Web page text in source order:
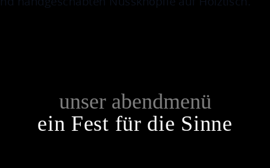
unser abendmenü
ein Fest für die Sinne